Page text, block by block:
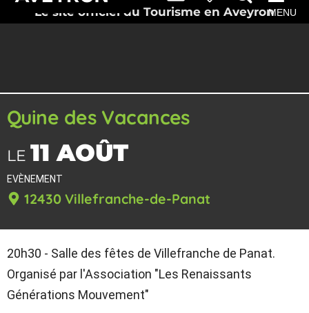
Le site officiel du Tourisme en AveyronMENU
Quine des Vacances
LE 11 AOÛT
EVÈNEMENT
12430 Villefranche-de-Panat
20h30 - Salle des fêtes de Villefranche de Panat.
Organisé par l'Association "Les Renaissants
Générations Mouvement"